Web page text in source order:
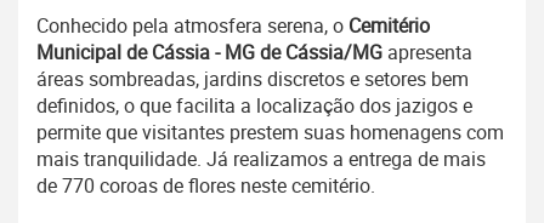
Conhecido pela atmosfera serena, o Cemitério
Municipal de Cássia - MG de Cássia/MG apresenta
áreas sombreadas, jardins discretos e setores bem
definidos, o que facilita a localização dos jazigos e
permite que visitantes prestem suas homenagens com
mais tranquilidade. Já realizamos a entrega de mais
de 770 coroas de flores neste cemitério.